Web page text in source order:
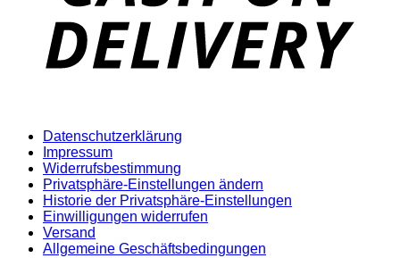
Datenschutzerklärung
Impressum
Widerrufsbestimmung
Privatsphäre-Einstellungen ändern
Historie der Privatsphäre-Einstellungen
Einwilligungen widerrufen
Versand
Allgemeine Geschäftsbedingungen